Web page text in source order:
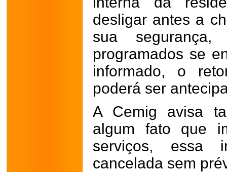
desligar antes a
sua
programados se
informado, o
poderá ser
A Cemig avisa
algum fato que
serviços, essa
cancelada sem